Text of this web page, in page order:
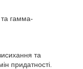
та гамма-
та
придатності.